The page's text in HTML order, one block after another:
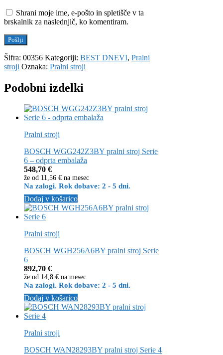
Shrani moje ime, e-pošto in spletišče v ta
brskalnik za naslednjič, ko komentiram.
Šifra: 00356 Kategoriji: BEST DNEVI, Pralni
stroji Oznaka: Pralni stroji
Podobni izdelki
Pralni stroji
BOSCH WGG242Z3BY pralni stroj Serie
6 – odprta embalaža
548,70 €
že od 11,56 € na mesec
Na zalogi. Rok dobave: 2 - 5 dni.
Dodaj v košarico
Pralni stroji
BOSCH WGH256A6BY pralni stroj Serie
6
892,70 €
že od 14,8 € na mesec
Na zalogi. Rok dobave: 2 - 5 dni.
Dodaj v košarico
Pralni stroji
BOSCH WAN28293BY pralni stroj Serie 4